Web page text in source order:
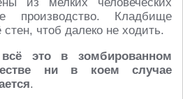
производство. Кладбище
чтоб далеко не ходить.
это в зомбированном
ни в коем случае
.